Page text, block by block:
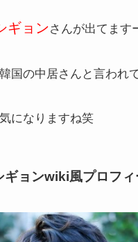
ギョンさんが出てます
国の中居さんと言われ
になりますね笑
ギョンwiki風プロフィ